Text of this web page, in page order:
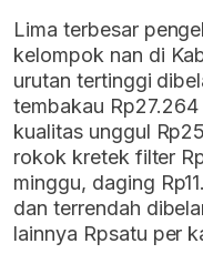
Lima terbesar
kelompok nan di
urutan tertinggi
tembakau
kualitas unggul
rokok kretek filter
minggu, daging
dan terrendah
lainnya Rpsatu per